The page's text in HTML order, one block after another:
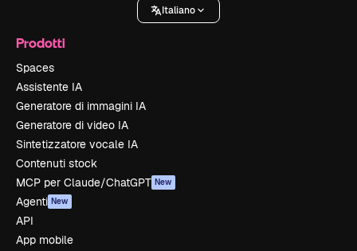
Italiano
Prodotti
Spaces
Assistente IA
Generatore di immagini IA
Generatore di video IA
Sintetizzatore vocale IA
Contenuti stock
MCP per Claude/ChatGPT New
Agenti New
API
App mobile